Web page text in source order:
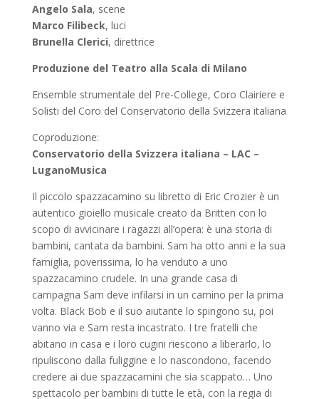
Angelo Sala, scene
Marco Filibeck, luci
Brunella Clerici, direttrice
Produzione del Teatro alla Scala di Milano
Ensemble strumentale del Pre-College, Coro Clairiere e
Solisti del Coro del Conservatorio della Svizzera italiana
Coproduzione:
Conservatorio della Svizzera italiana – LAC –
LuganoMusica
Il piccolo spazzacamino su libretto di Eric Crozier è un
autentico gioiello musicale creato da Britten con lo
scopo di avvicinare i ragazzi all’opera: è una storia di
bambini, cantata da bambini. Sam ha otto anni e la sua
famiglia, poverissima, lo ha venduto a uno
spazzacamino crudele. In una grande casa di
campagna Sam deve infilarsi in un camino per la prima
volta. Black Bob e il suo aiutante lo spingono su, poi
vanno via e Sam resta incastrato. I tre fratelli che
abitano in casa e i loro cugini riescono a liberarlo, lo
ripuliscono dalla fuliggine e lo nascondono, facendo
credere ai due spazzacamini che sia scappato… Uno
spettacolo per bambini di tutte le età, con la regia di